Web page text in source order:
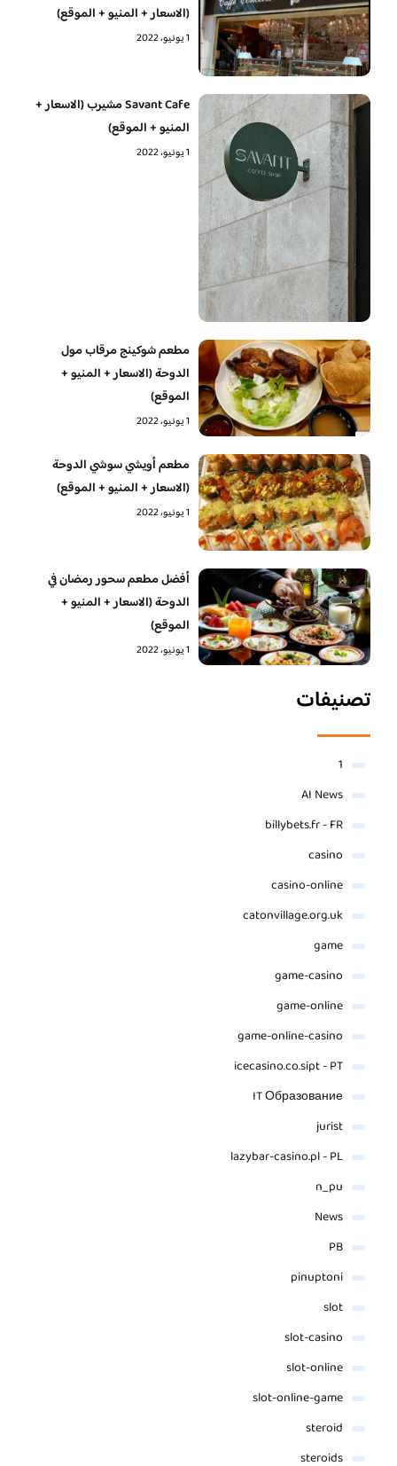
(الاسعار + المنيو + الموقع)
1 يونيو، 2022
Savant Cafe مشيرب (الاسعار +
المنيو + الموقع)
1 يونيو، 2022
مطعم شوكينج مرقاب مول
الدوحة (الاسعار + المنيو +
الموقع)
1 يونيو، 2022
مطعم أويشي سوشي الدوحة
(الاسعار + المنيو + الموقع)
1 يونيو، 2022
أفضل مطعم سحور رمضان في
الدوحة (الاسعار + المنيو +
الموقع)
1 يونيو، 2022
تصنيفات
1
AI News
billybets.fr - FR
casino
casino-online
catonvillage.org.uk
game
game-casino
game-online
game-online-casino
icecasino.co.sipt - PT
IT Образование
jurist
lazybar-casino.pl - PL
n_pu
News
PB
pinuptoni
slot
slot-casino
slot-online
slot-online-game
steroid
steroids